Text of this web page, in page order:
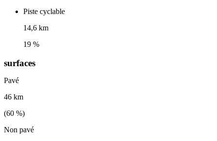
Piste cyclable
14,6 km
19 %
surfaces
Pavé
46 km
(60 %)
Non pavé